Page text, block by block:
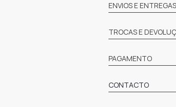
ENVIOS E ENTREGAS
TROCAS E
PAGAMENTO
CONTACTO